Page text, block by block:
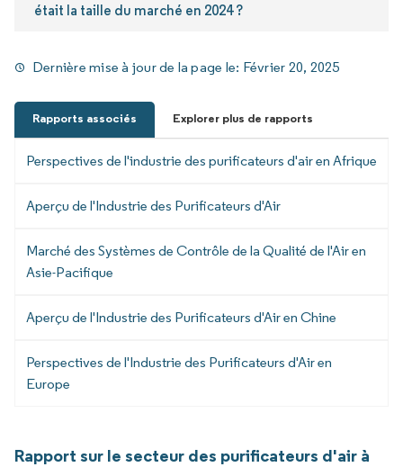
était la taille du marché en 2024 ?
Dernière mise à jour de la page le: Février 20, 2025
Rapports associés Explorer plus de rapports
Perspectives de l'industrie des purificateurs d'air en Afrique
Aperçu de l'Industrie des Purificateurs d'Air
Marché des Systèmes de Contrôle de la Qualité de l'Air en
Asie-Pacifique
Aperçu de l'Industrie des Purificateurs d'Air en Chine
Perspectives de l'Industrie des Purificateurs d'Air en
Europe
Rapport sur le secteur des purificateurs d'air à